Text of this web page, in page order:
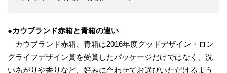
●カウブランド赤箱と青箱の違い
カウブランド赤箱、青箱は2016年度グッドデザイン・ロン
グライフデザイン賞を受賞したパッケージだけではなく、洗
いあがりや香りなど、好みに合わせてお選びいただけるよう